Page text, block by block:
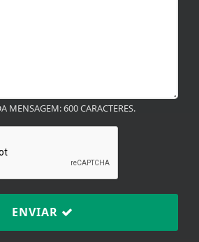
MENSAGEM: 600 CARACTERES.
ENVIAR